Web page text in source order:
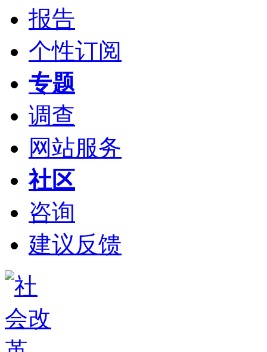
报告
个性订阅
专题
调查
网站服务
社区
咨询
建议反馈